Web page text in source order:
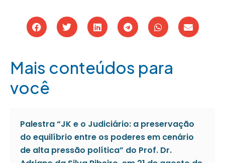
Mais conteúdos para
você
Palestra “JK e o Judiciário: a preservação
do equilíbrio entre os poderes em cenário
de alta pressão política” do Prof. Dr.